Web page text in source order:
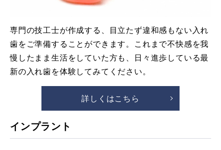
専門の技工士が作成する、目立たず違和感もない入れ
歯をご準備することができます。これまで不快感を我
慢したまま生活をしていた方も、日々進歩している最
新の入れ歯を体験してみてください。
詳しくはこちら
インプラント